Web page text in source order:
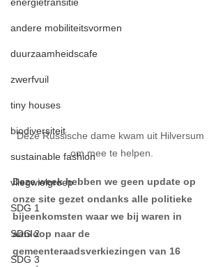
andere mobiliteitsvormen
duurzaamheidscafe
zwerfvuil
tiny houses
biodiversiteit
sustainable fashion
vliegwielgroep
SDG 1
SDG 2
SDG 3
Deze Russische dame kwam uit Hilversum
om mee te helpen.
Deze week hebben we geen update op
onze site gezet ondanks alle politieke
bijeenkomsten waar we bij waren in
aanloop naar de
gemeenteraadsverkiezingen van 16